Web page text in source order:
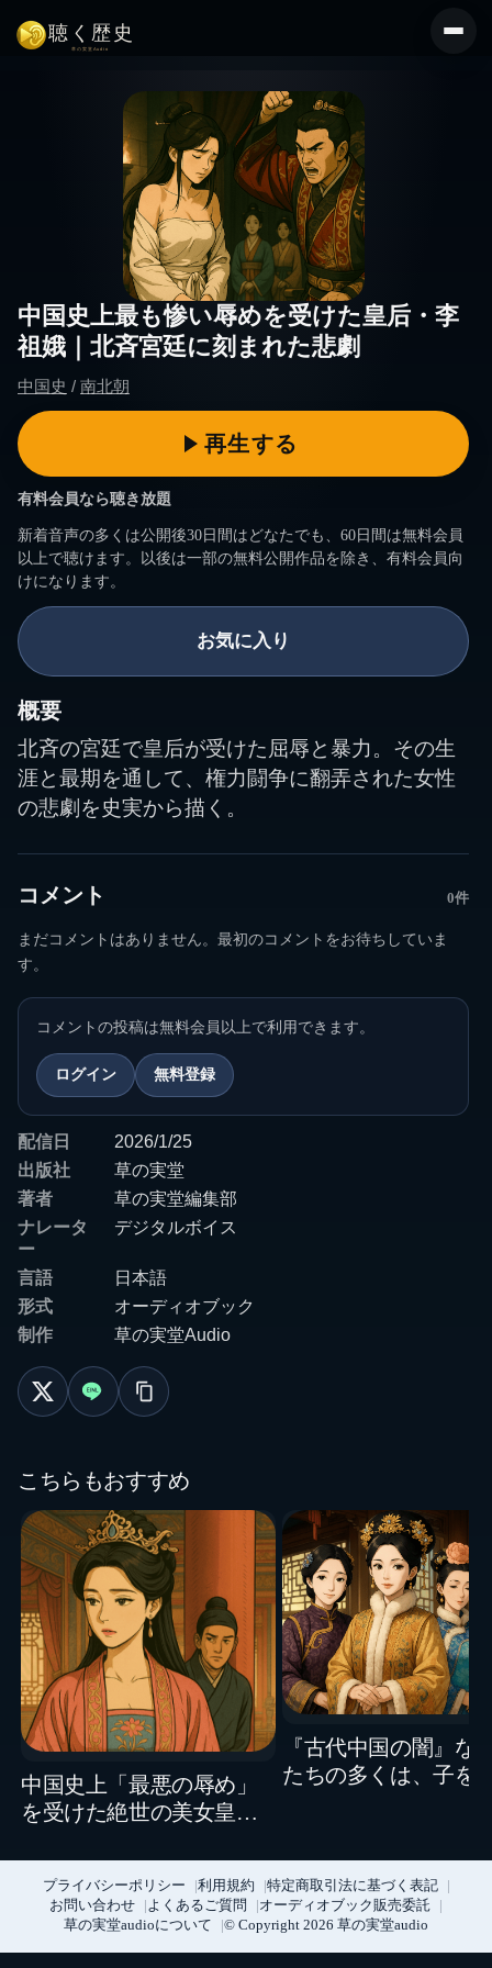
中国史上最も惨い辱めを受けた皇后・李
祖娥｜北斉宮廷に刻まれた悲劇
中国史 / 南北朝
有料会員なら聴き放題
新着音声の多くは公開後30日間はどなたでも、60日間は無料会員
以上で聴けます。以後は一部の無料公開作品を除き、有料会員向
けになります。
お気に入り
概要
北斉の宮廷で皇后が受けた屈辱と暴力。その生
涯と最期を通して、権力闘争に翻弄された女性
の悲劇を史実から描く。
コメント 0件
まだコメントはありません。最初のコメントをお待ちしていま
す。
コメントの投稿は無料会員以上で利用できます。
ログイン 無料登録
配信日
2026/1/25
出版社
草の実堂
著者
草の実堂編集部
ナレータ
ー
デジタルボイス
言語
日本語
形式
オーディオブック
制作
草の実堂Audio
こちらもおすすめ
中国史上「最悪の辱め」
を受けた絶世の美女皇
『古代中国の闇』な
たちの多くは、子を
プライバシーポリシー 利用規約
特定商取引法に基づく表記
お問い合わせ
よくあるご質問
オーディオブック販売委託
草の実堂audioについて
© Copyright 2026 草の実堂audio